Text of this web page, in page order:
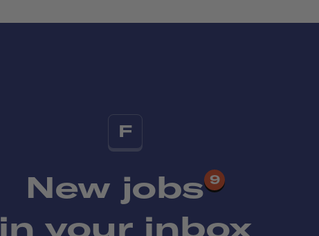
F
New jobs 9
in your inbox